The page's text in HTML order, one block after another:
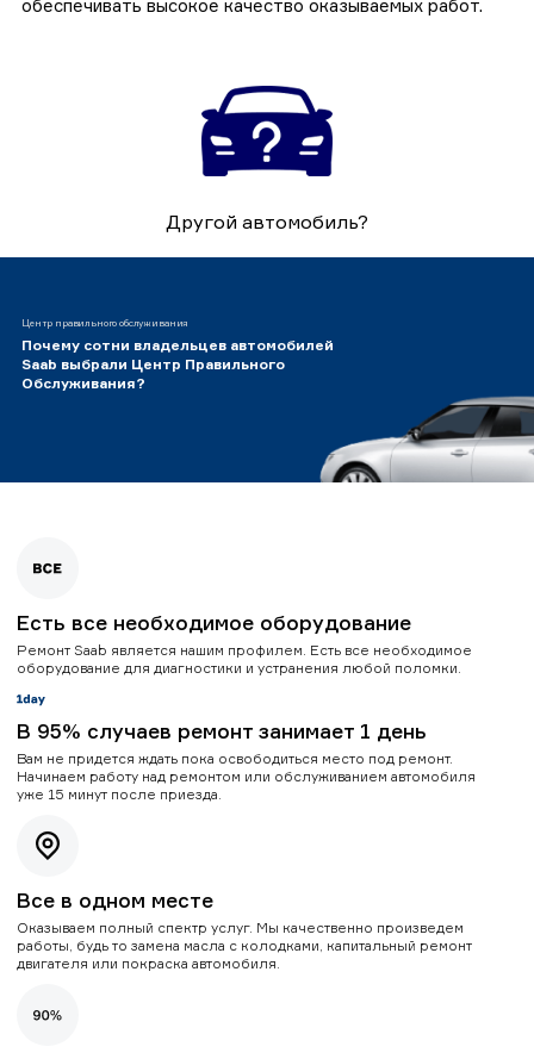
обеспечивать высокое качество оказываемых работ.
Другой автомобиль?
Центр правильного обслуживания
Почему сотни владельцев автомобилей
Saab выбрали Центр Правильного
Обслуживания?
Есть все необходимое оборудование
Ремонт Saab является нашим профилем. Есть все необходимое
оборудование для диагностики и устранения любой поломки.
В 95% случаев ремонт занимает 1 день
Вам не придется ждать пока освободиться место под ремонт.
Начинаем работу над ремонтом или обслуживанием автомобиля
уже 15 минут после приезда.
Все в одном месте
Оказываем полный спектр услуг. Мы качественно произведем
работы, будь то замена масла с колодками, капитальный ремонт
двигателя или покраска автомобиля.